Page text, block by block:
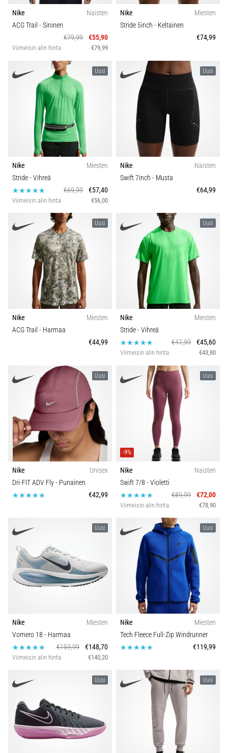
Nike
Naisten
ACG Trail - Sininen
€79,99
€55,90
Viimeisin alin hinta €79,99
Nike
Miesten
Stride 5inch - Keltainen
€74,99
Uusi
Nike
Miesten
Stride- Vihreä
€69,99
€57,40
Viimeisin alin hinta €56,00
Uusi
Nike
Naisten
Swift 7inch - Musta
€64,99
Uusi
Nike
Miesten
ACG Trail - Harmaa
€44,99
Uusi
Nike
Miesten
Stride- Vihreä
€47,99
€45,60
Viimeisin alin hinta €43,80
Uusi
Nike
Unisex
Dri-FIT ADV Fly- Punainen
€42,99
Uusi
-9%
Nike
Naisten
Swift 7/8 - Violetti
€89,99
€72,00
Viimeisin alin hinta €78,90
Uusi
Nike
Miesten
Vomero 18 - Harmaa
€159,99
€148,70
Viimeisin alin hinta €140,20
Uusi
Nike
Miesten
Tech Fleece Full-Zip Windrunner
€119,99
Uusi Uusi